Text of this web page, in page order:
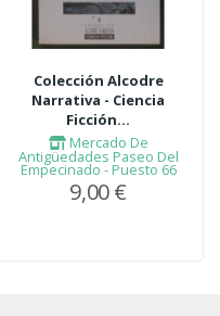
Colección Alcodre
Narrativa - Ciencia
Ficción...
Mercado De
Antigüedades Paseo Del
Empecinado - Puesto 66
9,00 €